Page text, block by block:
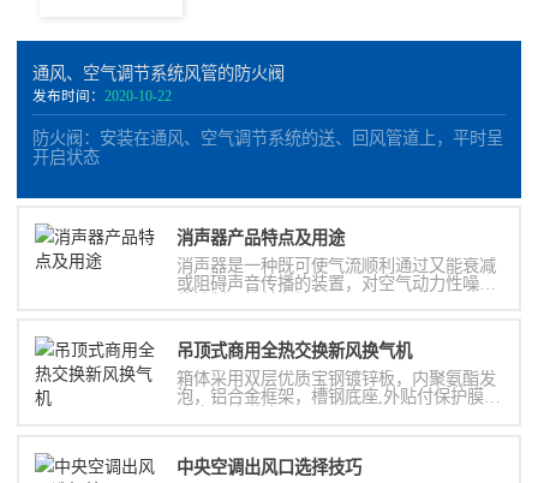
通风、空气调节系统风管的防火阀
发布时间： 2020-10-22
防火阀：安装在通风、空气调节系统的送、回风管道上，平时呈
开启状态
消声器​产品特点及用途
消声器是一种既可使气流顺利通过又能衰减
或阻碍声音传播的装置，对空气动力性噪声
吊顶式商用全热交换新风换气机
箱体采用双层优质宝钢镀锌板，内聚氨酯发
泡，铝合金框架，槽钢底座,外贴付保护膜，
中央空调出风口选择技巧